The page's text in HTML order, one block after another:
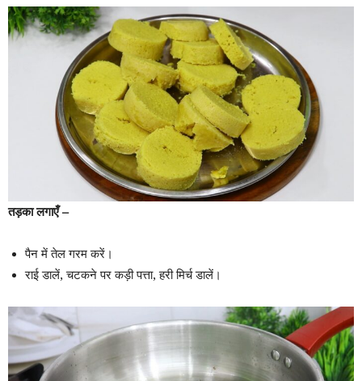
तड़का लगाएँ –
पैन में तेल गरम करें।
राई डालें, चटकने पर कड़ी पत्ता, हरी मिर्च डालें।